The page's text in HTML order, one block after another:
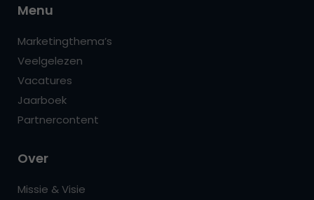
Menu
Marketingthema’s
Veelgelezen
Vacatures
Jaarboek
Partnercontent
Over
Missie & Visie